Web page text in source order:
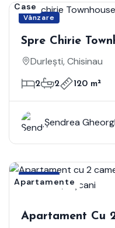
Vânzare
Case
Spre Chirie
Nivele - Durlești
Durlești, Chisinau
2 2 120 m²
Șendrea
Vânzare
Apartamente
Apartament Cu